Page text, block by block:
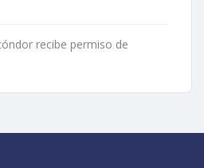
recibe permiso de